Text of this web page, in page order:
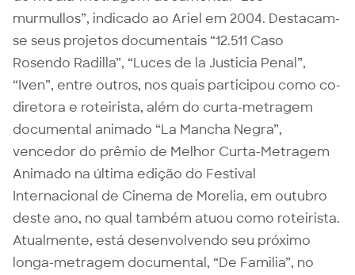
murmullos”, indicado ao Ariel em 2004. Destacam-
se seus projetos documentais “12.511 Caso
Rosendo Radilla”, “Luces de la Justicia Penal”,
“Iven”, entre outros, nos quais participou como co-
diretora e roteirista, além do curta-metragem
documental animado “La Mancha Negra”,
vencedor do prêmio de Melhor Curta-Metragem
Animado na última edição do Festival
Internacional de Cinema de Morelia, em outubro
deste ano, no qual também atuou como roteirista.
Atualmente, está desenvolvendo seu próximo
longa-metragem documental, “De Familia”, no